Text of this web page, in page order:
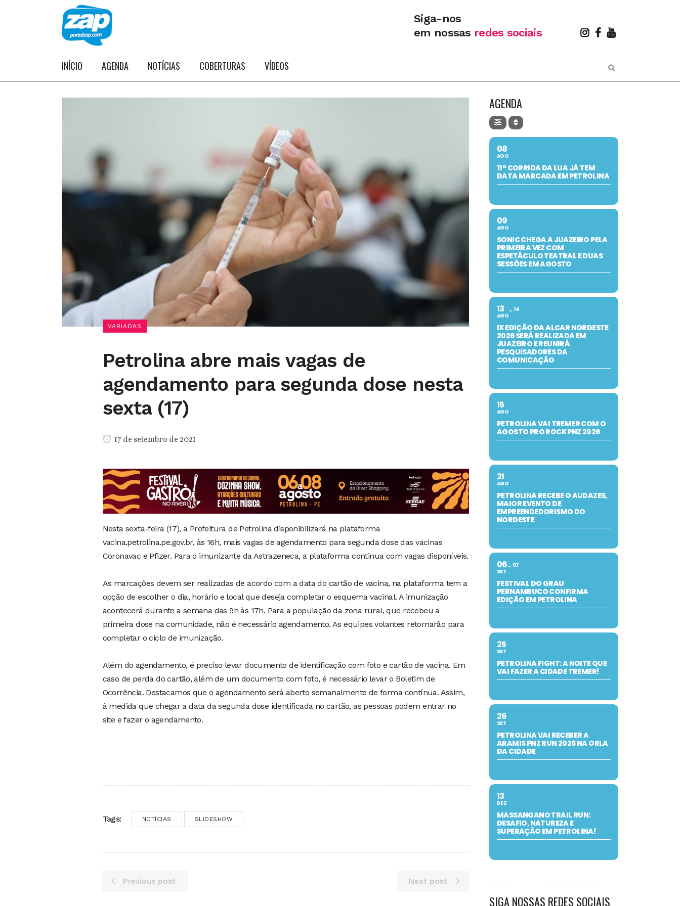
Siga-nos
em nossas redes sociais
INÍCIO AGENDA NOTÍCIAS COBERTURAS VÍDEOS
VARIADAS
Petrolina abre mais vagas de
agendamento para segunda dose nesta
sexta (17)
17 de setembro de 2021
Nesta sexta-feira (17), a Prefeitura de Petrolina disponibilizará na plataforma
vacina.petrolina.pe.gov.br, às 16h, mais vagas de agendamento para segunda dose das vacinas
Coronavac e Pfizer. Para o imunizante da Astrazeneca, a plataforma continua com vagas disponíveis.
As marcações devem ser realizadas de acordo com a data do cartão de vacina, na plataforma tem a
opção de escolher o dia, horário e local que deseja completar o esquema vacinal. A imunização
acontecerá durante a semana das 9h às 17h. Para a população da zona rural, que recebeu a
primeira dose na comunidade, não é necessário agendamento. As equipes volantes retornarão para
completar o ciclo de imunização.
Além do agendamento, é preciso levar documento de identificação com foto e cartão de vacina. Em
caso de perda do cartão, além de um documento com foto, é necessário levar o Boletim de
Ocorrência. Destacamos que o agendamento será aberto semanalmente de forma contínua. Assim,
à medida que chegar a data da segunda dose identificada no cartão, as pessoas podem entrar no
site e fazer o agendamento.
Tags: NOTÍCIAS SLIDESHOW
Previous post Next post
AGENDA
08
AGO
11ª CORRIDA DA LUA JÁ TEM
DATA MARCADA EM PETROLINA
09
AGO
SONIC CHEGA A JUAZEIRO PELA
PRIMEIRA VEZ COM
ESPETÁCULO TEATRAL E DUAS
SESSÕES EM AGOSTO
13
AGO
14
IX EDIÇÃO DA ALCAR NORDESTE
2026 SERÁ REALIZADA EM
JUAZEIRO E REUNIRÁ
PESQUISADORES DA
COMUNICAÇÃO
15
AGO
PETROLINA VAI TREMER COM O
AGOSTO PRO ROCK PNZ 2026
21
AGO
PETROLINA RECEBE O AUDAZES,
MAIOR EVENTO DE
EMPREENDEDORISMO DO
NORDESTE
06
SET
07
FESTIVAL DO GRAU
PERNAMBUCO CONFIRMA
EDIÇÃO EM PETROLINA
25
SET
PETROLINA FIGHT: A NOITE QUE
VAI FAZER A CIDADE TREMER!
26
SET
PETROLINA VAI RECEBER A
ARAMIS PNZ RUN 2026 NA ORLA
DA CIDADE
13
DEZ
MASSANGANO TRAIL RUN:
DESAFIO, NATUREZA E
SUPERAÇÃO EM PETROLINA!
SIGA NOSSAS REDES SOCIAIS